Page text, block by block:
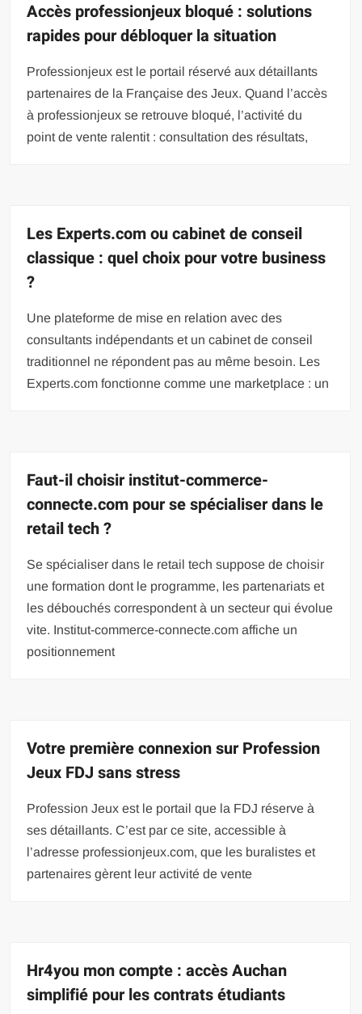
Accès professionjeux bloqué : solutions
rapides pour débloquer la situation
Professionjeux est le portail réservé aux détaillants
partenaires de la Française des Jeux. Quand l’accès
à professionjeux se retrouve bloqué, l’activité du
point de vente ralentit : consultation des résultats,
Les Experts.com ou cabinet de conseil
classique : quel choix pour votre business
?
Une plateforme de mise en relation avec des
consultants indépendants et un cabinet de conseil
traditionnel ne répondent pas au même besoin. Les
Experts.com fonctionne comme une marketplace : un
Faut-il choisir institut-commerce-
connecte.com pour se spécialiser dans le
retail tech ?
Se spécialiser dans le retail tech suppose de choisir
une formation dont le programme, les partenariats et
les débouchés correspondent à un secteur qui évolue
vite. Institut-commerce-connecte.com affiche un
positionnement
Votre première connexion sur Profession
Jeux FDJ sans stress
Profession Jeux est le portail que la FDJ réserve à
ses détaillants. C’est par ce site, accessible à
l’adresse professionjeux.com, que les buralistes et
partenaires gèrent leur activité de vente
Hr4you mon compte : accès Auchan
simplifié pour les contrats étudiants